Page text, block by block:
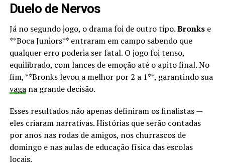
Duelo de Nervos
Já no segundo jogo, o drama foi de outro tipo.Bronkse
**Boca Juniors** entraram em campo sabendo que
qualquer erro poderia ser fatal. O jogo foi tenso,
equilibrado, com lances de emoção até o apito final. No
fim, **Bronks levou a melhor por 2 a 1**, garantindo sua
vagana grande decisão.
Esses resultados não apenas definiram os finalistas —
eles criaram narrativas. Histórias que serão contadas
por anos nas rodas de amigos, nos churrascos de
domingo e nas aulas de educação física das escolas
locais.